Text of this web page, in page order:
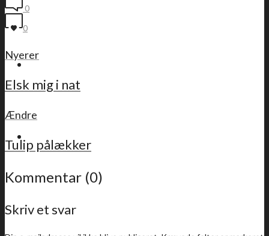
Medlemsliste
For medlemmer
Sidste nyt
0
0
Nyerer
Elsk mig i nat
Ændre
Tulip pålækker
Kommentar (0)
Skriv et svar